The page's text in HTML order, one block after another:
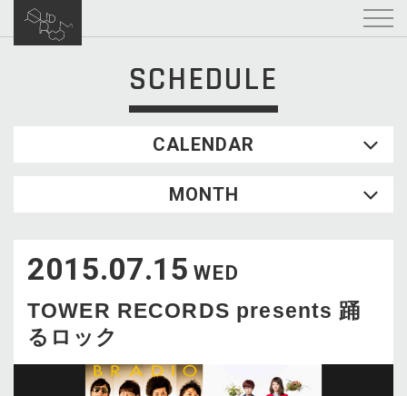
SCHEDULE
CALENDAR
WED
2
3 4 5
16
17 18 19 20 21
22
23
24
30
31
MONTH
2015.07.15 WED
TOWER RECORDS presents 踊
るロック